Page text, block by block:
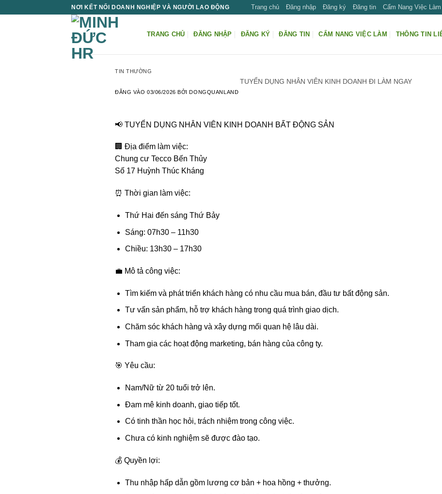
NƠI KẾT NỐI DOANH NGHIỆP VÀ NGƯỜI LAO ĐỘNG Trang chủ Đăng nhập Đăng ký Đăng tin Cẩm Nang Việc Làm
TRANG CHỦ ĐĂNG NHẬP ĐĂNG KÝ ĐĂNG TIN CẨM NANG VIỆC LÀM THÔNG TIN
TIN THƯỜNG
TUYỂN DỤNG NHÂN VIÊN KINH DOANH ĐI LÀM NGAY
ĐĂNG VÀO03/06/2026 BỞIDONGQUANLAND
📢 TUYỂN DỤNG NHÂN VIÊN KINH DOANH BẤT ĐỘNG SẢN
🏢 Địa điểm làm việc:
Chung cư Tecco Bến Thủy
Số 17 Huỳnh Thúc Kháng
⏰ Thời gian làm việc:
Thứ Hai đến sáng Thứ Bảy
Sáng: 07h30 – 11h30
Chiều: 13h30 – 17h30
💼 Mô tả công việc:
Tìm kiếm và phát triển khách hàng có nhu cầu mua bán, đầu tư bất động sản.
Tư vấn sản phẩm, hỗ trợ khách hàng trong quá trình giao dịch.
Chăm sóc khách hàng và xây dựng mối quan hệ lâu dài.
Tham gia các hoạt động marketing, bán hàng của công ty.
🎯 Yêu cầu:
Nam/Nữ từ 20 tuổi trở lên.
Đam mê kinh doanh, giao tiếp tốt.
Có tinh thần học hỏi, trách nhiệm trong công việc.
Chưa có kinh nghiệm sẽ được đào tạo.
💰 Quyền lợi:
Thu nhập hấp dẫn gồm lương cơ bản + hoa hồng + thưởng.